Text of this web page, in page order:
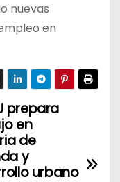
nuevas
en
prepara
en
de
y
urbano